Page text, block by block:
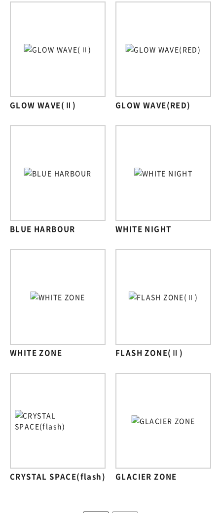
GLOW WAVE(Ⅱ) GLOW WAVE(RED)
BLUE HARBOUR WHITE NIGHT
WHITE ZONE FLASH ZONE(Ⅱ)
CRYSTAL SPACE(flash) GLACIER ZONE